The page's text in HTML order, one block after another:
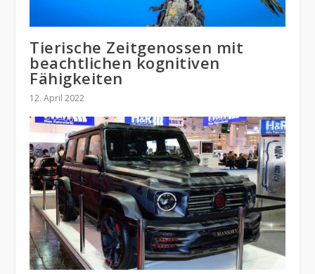
Tierische Zeitgenossen mit
beachtlichen kognitiven
Fähigkeiten
12. April 2022